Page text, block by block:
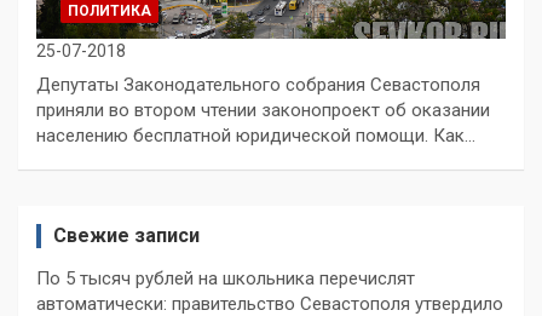
ПОЛИТИКА
25-07-2018
Депутаты Законодательного собрания Севастополя
приняли во втором чтении законопроект об оказании
населению бесплатной юридической помощи. Как…
Свежие записи
По 5 тысяч рублей на школьника перечислят
автоматически: правительство Севастополя утвердило